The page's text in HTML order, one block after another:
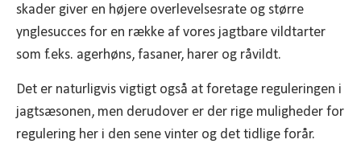
skader giver en højere overlevelsesrate og større
ynglesucces for en række af vores jagtbare vildtarter
som f.eks. agerhøns, fasaner, harer og råvildt.
Det er naturligvis vigtigt også at foretage reguleringen i
jagtsæsonen, men derudover er der rige muligheder for
regulering her i den sene vinter og det tidlige forår.